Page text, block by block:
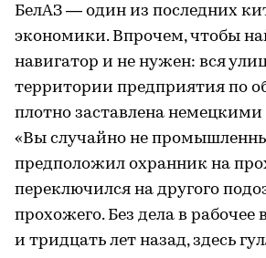
БелАЗ — один из последних
экономики. Впрочем, чтобы
навигатор и не нужен: вся
территории предприятия по
плотно заставлена
«Вы случайно не
предположил охранник на
переключился на другого
прохожего. Без дела в рабочее
и тридцать лет назад, здесь